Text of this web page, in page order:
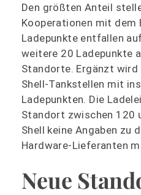
Den größten Anteil
Kooperationen mit dem
Ladepunkte entfallen
weitere 20 Ladepunkte
Standorte. Ergänzt
Shell-Tankstellen mit
Ladepunkten. Die
Standort zwischen 120
Shell keine Angaben zu
Hardware-Lieferanten
Neue